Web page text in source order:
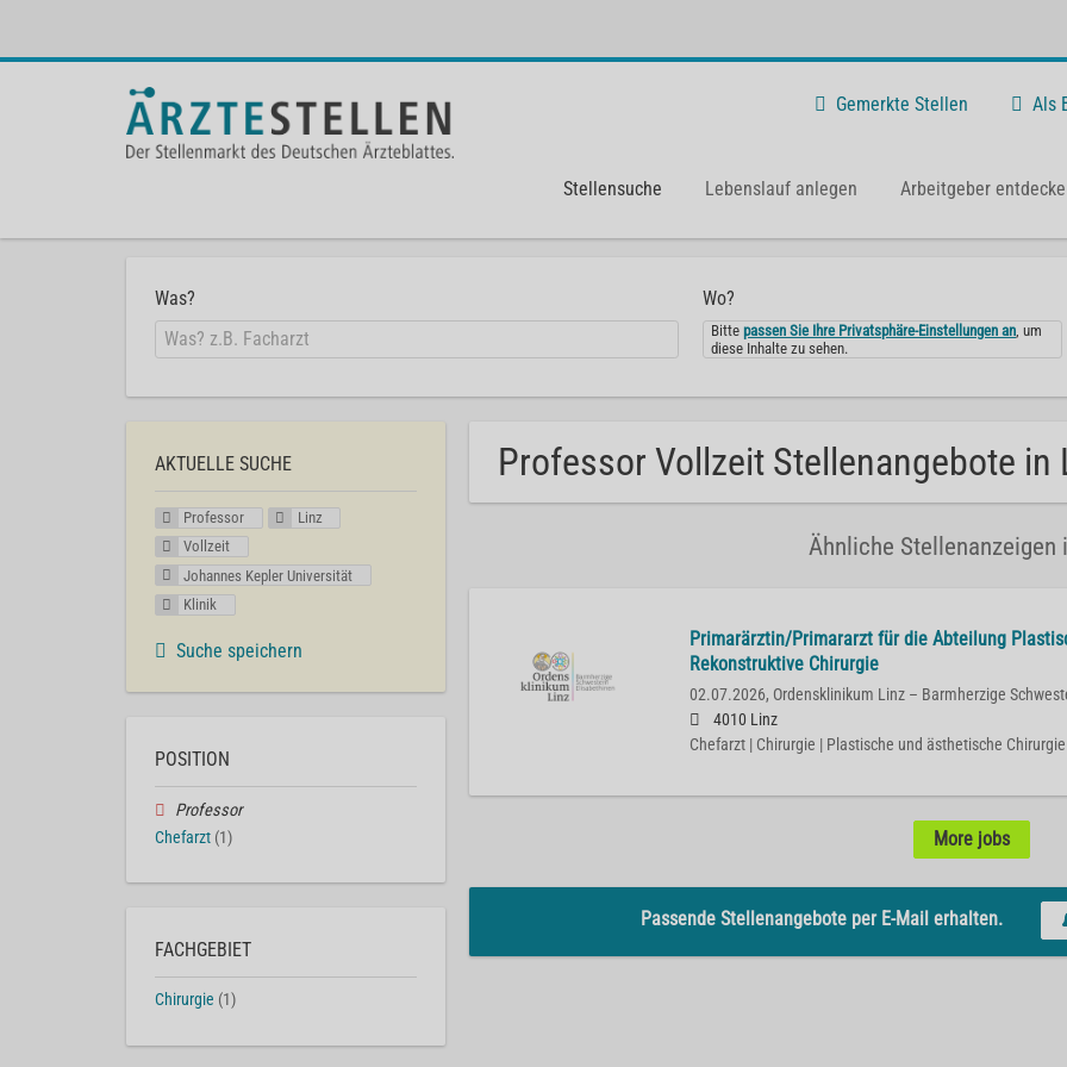
Gemerkte Stellen Als
Stellensuche Lebenslauf anlegen Arbeitgeber
Was? Wo?
Bittepassen Sie Ihre Privatsphäre-Einstellungen an, um
diese Inhalte zu sehen.
Professor Vollzeit Stellenangebote in
Ähnliche Stellenanzeigen
Primarärztin/Primararzt für die Abteilung
Rekonstruktive Chirurgie
02.07.2026, Ordensklinikum Linz – Barmherzige
4010 Linz
Chefarzt | Chirurgie | Plastische und ästhetische Chirurgie
More jobs
Passende Stellenangebote per E-Mail erhalten.
AKTUELLE SUCHE
Professor
Linz
Vollzeit
Johannes Kepler Universität
Klinik
Suche speichern
POSITION
Professor
Chefarzt (1)
FACHGEBIET
Chirurgie (1)